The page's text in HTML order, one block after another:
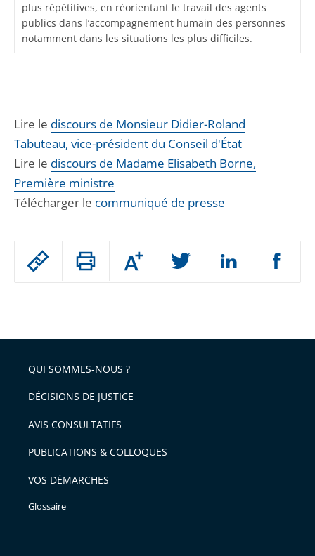
Passer
arriver
après
Augmenter
ou
l'article
pour
avant
plus répétitives, en réorientant le travail des agents
publics dans l’accompagnement humain des personnes
notamment dans les situations les plus difficiles.
Lire le discours de Monsieur Didier-Roland
Tabuteau, vice-président du Conseil d'État
Lire le discours de Madame Elisabeth Borne,
Première ministre
Télécharger le communiqué de presse
QUI SOMMES-NOUS ?
DÉCISIONS DE JUSTICE
AVIS CONSULTATIFS
PUBLICATIONS & COLLOQUES
VOS DÉMARCHES
Glossaire